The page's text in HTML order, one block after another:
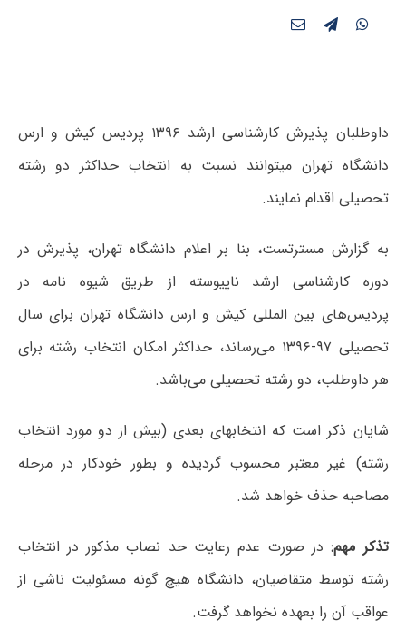
داوطلبان پذیرش کارشناسی ارشد ۱۳۹۶ پردیس کیش و ارس
دانشگاه تهران می‎توانند نسبت به انتخاب حداکثر دو رشته
تحصیلی اقدام نمایند.
به گزارش مسترتست، بنا بر اعلام دانشگاه تهران، پذیرش در
دوره کارشناسی ارشد ناپیوسته از طریق شیوه نامه در
پردیس‌های بین المللی کیش و ارس دانشگاه تهران برای سال
تحصیلی ۹۷-۱۳۹۶ می‌رساند، حداکثر امکان انتخاب رشته برای
هر داوطلب، دو رشته تحصیلی می‌باشد.
شایان ذکر است که انتخابهای بعدی (بیش از دو مورد انتخاب
رشته) غیر معتبر محسوب گردیده و بطور خودکار در مرحله
مصاحبه حذف خواهد شد.
تذکر مهم:در صورت عدم رعایت حد نصاب مذکور در انتخاب
رشته توسط متقاضیان، دانشگاه هیچ گونه مسئولیت ناشی از
عواقب آن را بعهده نخواهد گرفت.